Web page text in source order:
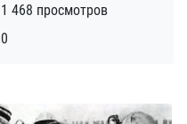
1 468 просмотров
0